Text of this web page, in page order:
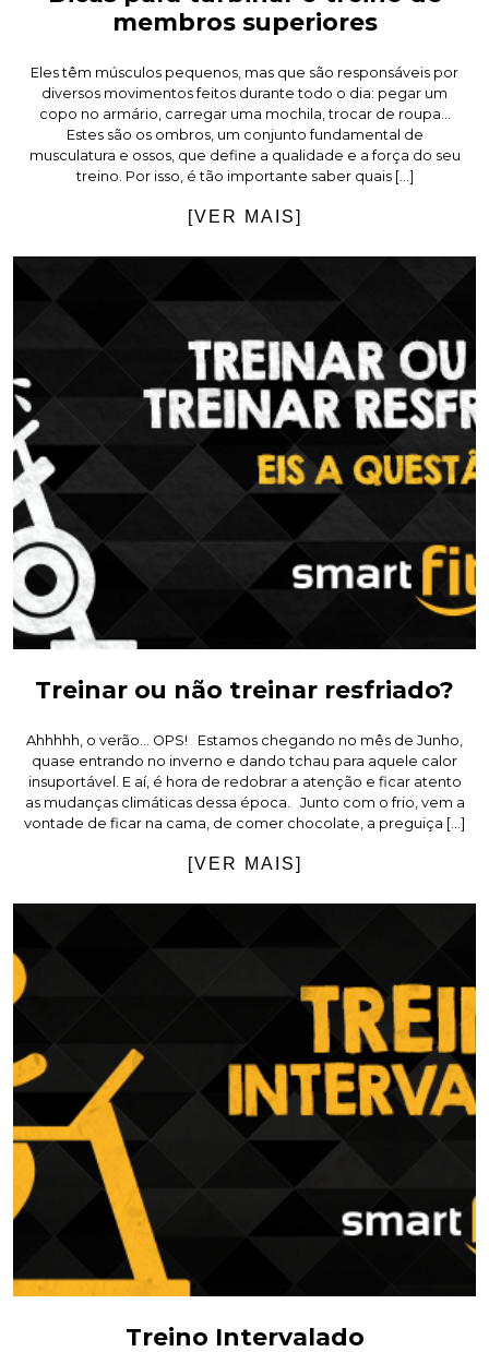
membros superiores
Eles têm músculos pequenos, mas que são responsáveis por
diversos movimentos feitos durante todo o dia: pegar um
copo no armário, carregar uma mochila, trocar de roupa…
Estes são os ombros, um conjunto fundamental de
musculatura e ossos, que define a qualidade e a força do seu
treino. Por isso, é tão importante saber quais […]
[VER MAIS]
Treinar ou não treinar resfriado?
Ahhhhh, o verão… OPS! Estamos chegando no mês de Junho,
quase entrando no inverno e dando tchau para aquele calor
insuportável. E aí, é hora de redobrar a atenção e ficar atento
as mudanças climáticas dessa época. Junto com o frio, vem a
vontade de ficar na cama, de comer chocolate, a preguiça […]
[VER MAIS]
Treino Intervalado